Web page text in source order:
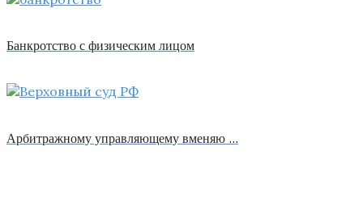
Банкротство с физическим лицом
Арбитражному управляющему вменяю …